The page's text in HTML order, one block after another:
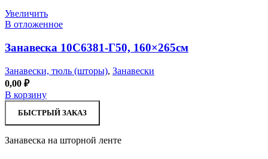
Увеличить
В отложенное
Занавеска 10С6381-Г50, 160×265см
Занавески, тюль (шторы), Занавески
0,00 ₽
В корзину
БЫСТРЫЙ ЗАКАЗ
Занавеска на шторной ленте